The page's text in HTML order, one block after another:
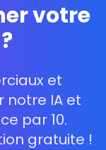
votre
et
IA et
par 10.
gratuite !